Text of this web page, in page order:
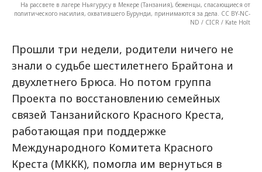
На рассвете в лагере Ньягурусу в Мекере (Танзания), беженцы, спасающиеся от
политического насилия, охватившего Бурунди, принимаются за дела. CC BY-NC-
ND / CICR / Kate Holt
Прошли три недели, родители ничего не
знали о судьбе шестилетнего Брайтона и
двухлетнего Брюса. Но потом группа
Проекта по восстановлению семейных
связей Танзанийского Красного Креста,
работающая при поддержке
Международного Комитета Красного
Креста (МККК), помогла им вернуться в